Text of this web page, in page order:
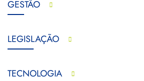
GESTÃO
LEGISLAÇÃO
TECNOLOGIA